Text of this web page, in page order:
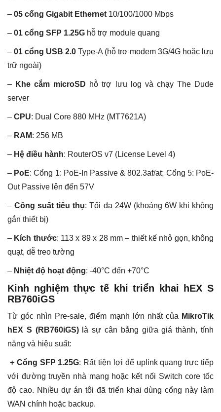
– 05 cổng Gigabit Ethernet 10/100/1000 Mbps
– 01 cổng SFP 1.25G hỗ trợ module quang
– 01 cổng USB 2.0 Type-A (hỗ trợ modem 3G/4G hoặc lưu
trữ ngoài)
– Khe cắm microSD hỗ trợ lưu log và chạy The Dude
server
– CPU: Dual Core 880 MHz (MT7621A)
– RAM: 256 MB
– Hệ điều hành: RouterOS v7 (License Level 4)
– PoE:Cổng 1: PoE-In Passive & 802.3af/at; Cổng 5: PoE-
Out Passive lên đến 57V
–Công suất tiêu thụ: Tối đa 24W (khoảng 6W khi không
gắn thiết bị)
– Kích thước: 113 x 89 x 28 mm – thiết kế nhỏ gọn, không
quạt, dễ treo tường
– Nhiệt độ hoạt động: -40°C đến +70°C
Kinh nghiệm thực tế khi triển khai hEX S
RB760iGS
Từ góc nhìn Pre-sale, điểm mạnh lớn nhất của MikroTik
hEX S (RB760iGS)là sự cân bằng giữa giá thành, tính
năng và hiệu suất:
+ Cổng SFP 1.25G: Rất tiện lợi để uplink quang trực tiếp
với đường truyền nhà mạng hoặc kết nối Switch core tốc
độ cao. Nhiều dự án tôi đã triển khai dùng cổng này làm
WAN chính hoặc backup.